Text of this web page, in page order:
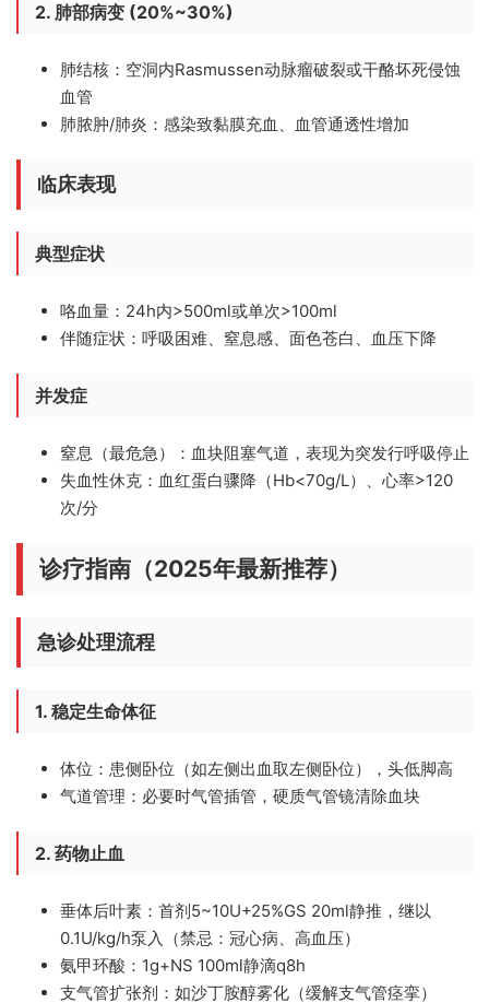
2. 肺部病变 (20%~30%)
肺结核 ：空洞内Rasmussen动脉瘤破裂或干酪坏死侵蚀
血管
肺脓肿/肺炎 ：感染致黏膜充血、血管通透性增加
临床表现
典型症状
咯血量：24h内>500ml或单次>100ml
伴随症状：呼吸困难、窒息感、面色苍白、血压下降
并发症
窒息 （最危急）：血块阻塞气道，表现为突发行呼吸停止
失血性休克 ：血红蛋白骤降（Hb<70g/L）、心率>120
次/分
诊疗指南（2025年最新推荐）
急诊处理流程
1. 稳定生命体征
体位 ：患侧卧位（如左侧出血取左侧卧位），头低脚高
气道管理 ：必要时气管插管，硬质气管镜清除血块
2. 药物止血
垂体后叶素 ：首剂5~10U+25%GS 20ml静推，继以
0.1U/kg/h泵入（禁忌：冠心病、高血压）
氨甲环酸 ：1g+NS 100ml静滴q8h
支气管扩张剂 ：如沙丁胺醇雾化（缓解支气管痉挛）